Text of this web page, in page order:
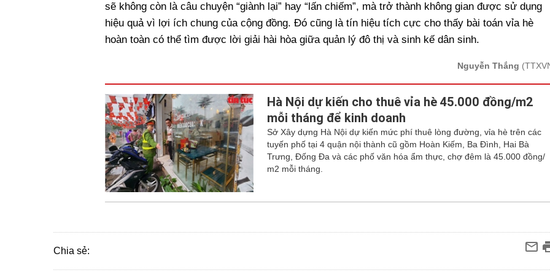
sẽ không còn là câu chuyện “giành lại” hay “lấn chiếm”, mà trở thành không gian được sử dụng
hiệu quả vì lợi ích chung của cộng đồng. Đó cũng là tín hiệu tích cực cho thấy bài toán vỉa hè
hoàn toàn có thể tìm được lời giải hài hòa giữa quản lý đô thị và sinh kế dân sinh.
Nguyễn Thắng
Hà Nội dự kiến cho thuê vỉa hè 45.000 đồng/m2
mỗi tháng để kinh doanh
Sở Xây dựng Hà Nội dự kiến mức phí thuê lòng đường, vỉa hè trên các
tuyến phố tại 4 quận nội thành cũ gồm Hoàn Kiếm, Ba Đình, Hai Bà
Trưng, Đống Đa và các phố văn hóa ẩm thực, chợ đêm là 45.000 đồng/
m2 mỗi tháng.
Chia sẻ: